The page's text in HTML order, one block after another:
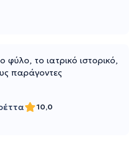
φύλο, το ιατρικό ιστορικό,
παράγοντες
10,0